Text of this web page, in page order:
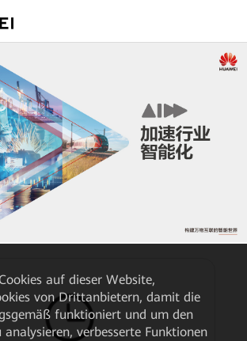
auf dieser Website,
von Drittanbietern, damit die
funktioniert und um den
analysieren, verbesserte Funktionen